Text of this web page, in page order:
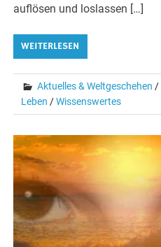
auflösen und loslassen […]
WEITERLESEN
Aktuelles & Weltgeschehen /
Leben /Wissenswertes